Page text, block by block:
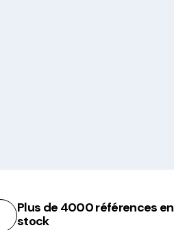
Plus de 4000 références en
stock